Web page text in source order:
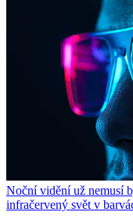
Noční vidění už nemusí
infračervený svět v